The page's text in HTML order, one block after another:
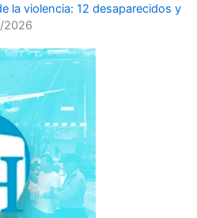
la violencia: 12 desaparecidos y
2026